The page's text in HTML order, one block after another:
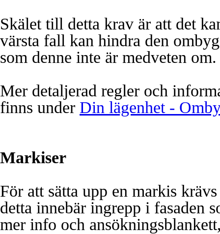
Skälet till detta krav är att det
värsta fall kan hindra den
som denne inte är medveten om.
Mer detaljerad regler och
finns under Din lägenhet -
Markiser
För att sätta upp en markis
detta innebär ingrepp i fasaden
mer info och